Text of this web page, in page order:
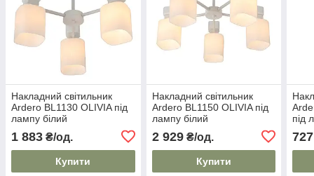
Накладний світильник
Ardero BL1130 OLIVIA під
лампу білий
1 883 ₴/од.
Купити
Накладний світильник
Ardero BL1150 OLIVIA під
лампу білий
2 929₴/од.
Купити
під
727